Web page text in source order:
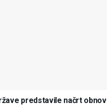
predstavile načrt